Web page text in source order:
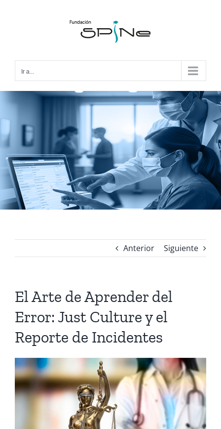
Ir a...
Anterior Siguiente
El Arte de Aprender del
Error: Just Culture y el
Reporte de Incidentes